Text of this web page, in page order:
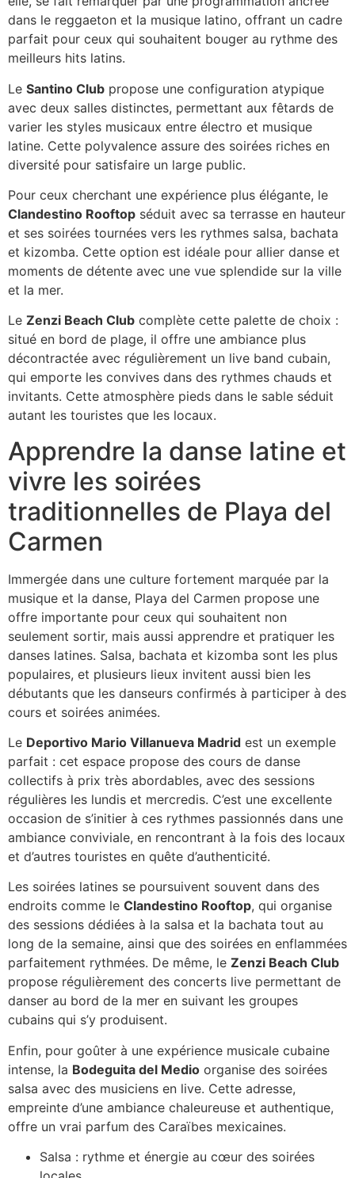
dans le reggaeton et la musique latino, offrant un cadre
parfait pour ceux qui souhaitent bouger au rythme des
meilleurs hits latins.
Le Santino Club propose une configuration atypique
avec deux salles distinctes, permettant aux fêtards de
varier les styles musicaux entre électro et musique
latine. Cette polyvalence assure des soirées riches en
diversité pour satisfaire un large public.
Pour ceux cherchant une expérience plus élégante, le
Clandestino Rooftop séduit avec sa terrasse en hauteur
et ses soirées tournées vers les rythmes salsa, bachata
et kizomba. Cette option est idéale pour allier danse et
moments de détente avec une vue splendide sur la ville
et la mer.
Le Zenzi Beach Club complète cette palette de choix :
situé en bord de plage, il offre une ambiance plus
décontractée avec régulièrement un live band cubain,
qui emporte les convives dans des rythmes chauds et
invitants. Cette atmosphère pieds dans le sable séduit
autant les touristes que les locaux.
Apprendre la danse latine et
vivre les soirées
traditionnelles de Playa del
Carmen
Immergée dans une culture fortement marquée par la
musique et la danse, Playa del Carmen propose une
offre importante pour ceux qui souhaitent non
seulement sortir, mais aussi apprendre et pratiquer les
danses latines. Salsa, bachata et kizomba sont les plus
populaires, et plusieurs lieux invitent aussi bien les
débutants que les danseurs confirmés à participer à des
cours et soirées animées.
Le Deportivo Mario Villanueva Madrid est un exemple
parfait : cet espace propose des cours de danse
collectifs à prix très abordables, avec des sessions
régulières les lundis et mercredis. C’est une excellente
occasion de s’initier à ces rythmes passionnés dans une
ambiance conviviale, en rencontrant à la fois des locaux
et d’autres touristes en quête d’authenticité.
Les soirées latines se poursuivent souvent dans des
endroits comme le Clandestino Rooftop, qui organise
des sessions dédiées à la salsa et la bachata tout au
long de la semaine, ainsi que des soirées en enflammées
parfaitement rythmées. De même, le Zenzi Beach Club
propose régulièrement des concerts live permettant de
danser au bord de la mer en suivant les groupes
cubains qui s’y produisent.
Enfin, pour goûter à une expérience musicale cubaine
intense, la Bodeguita del Medio organise des soirées
salsa avec des musiciens en live. Cette adresse,
empreinte d’une ambiance chaleureuse et authentique,
offre un vrai parfum des Caraïbes mexicaines.
Salsa : rythme et énergie au cœur des soirées